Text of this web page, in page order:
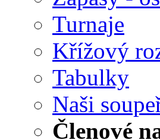
Turnaje
Křížový
Tabulky
Naši
Členové